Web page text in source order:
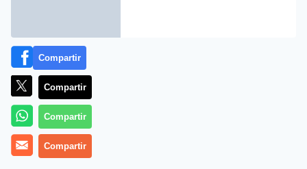
Más información
Compartir
Compartir
Compartir
Compartir